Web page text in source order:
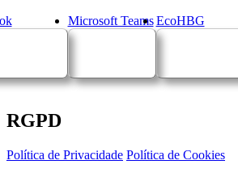
Microsoft Teams EcoHBG
RGPD
Política de Privacidade Política de Cookies